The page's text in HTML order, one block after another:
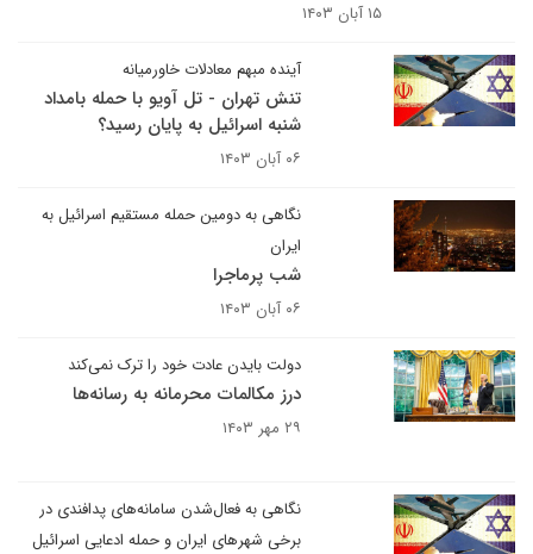
۱۵ آبان ۱۴۰۳
آینده مبهم معادلات خاورمیانه
تنش تهران - تل آویو با حمله بامداد
شنبه اسرائیل به پایان رسید؟
۰۶ آبان ۱۴۰۳
نگاهی به دومین حمله مستقیم اسرائیل به
ایران
شب پرماجرا
۰۶ آبان ۱۴۰۳
دولت بایدن عادت خود را ترک نمی‌کند
درز مکالمات محرمانه به رسانه‌ها
۲۹ مهر ۱۴۰۳
نگاهی به فعال‌شدن سامانه‌های پدافندی در
برخی شهرهای ایران و حمله ادعایی اسرائیل